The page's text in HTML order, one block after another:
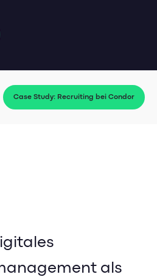
Case Study: Recruiting bei Condor
als